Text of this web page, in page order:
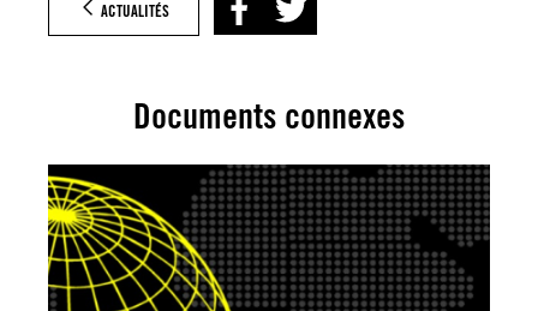
ACTUALITÉS
Documents connexes